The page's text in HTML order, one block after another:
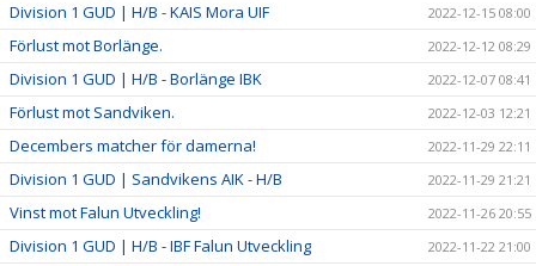
Division 1 GUD | H/B - KAIS Mora UIF 2022-12-15 08:00
Förlust mot Borlänge. 2022-12-12 08:29
Division 1 GUD | H/B - Borlänge IBK 2022-12-07 08:41
Förlust mot Sandviken. 2022-12-03 12:21
Decembers matcher för damerna! 2022-11-29 22:11
Division 1 GUD | Sandvikens AIK - H/B 2022-11-29 21:21
Vinst mot Falun Utveckling! 2022-11-26 20:55
Division 1 GUD | H/B - IBF Falun Utveckling 2022-11-22 21:00